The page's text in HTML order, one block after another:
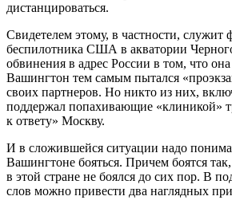
дистанцироваться.
Свидетелем этому, в частности, служит
беспилотника США в акватории
обвинения в адрес России в том, что
Вашингтон тем самым пытался
своих партнеров. Но никто из них,
поддержал попахивающие «клиникой»
к ответу» Москву.
И в сложившейся ситуации надо
Вашингтоне бояться. Причем боятся
в этой стране не боялся до сих пор. В
слов можно привести два наглядных